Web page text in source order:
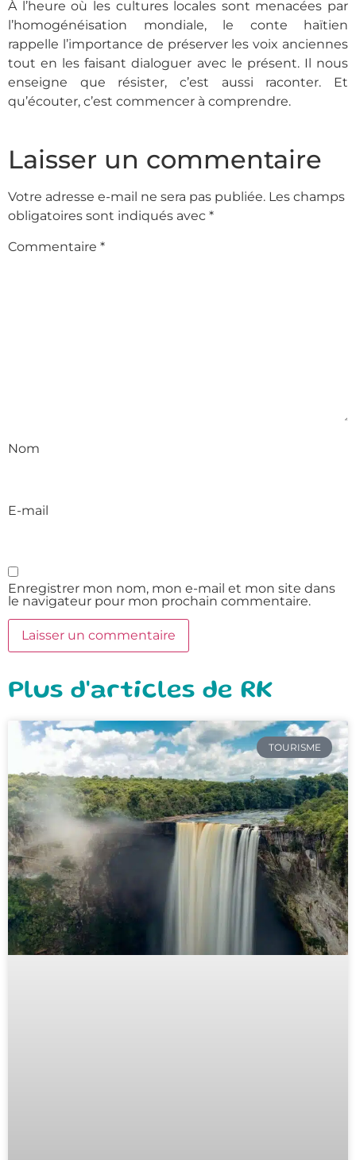
À l’heure où les cultures locales sont menacées par
l’homogénéisation mondiale, le conte haïtien
rappelle l’importance de préserver les voix anciennes
tout en les faisant dialoguer avec le présent. Il nous
enseigne que résister, c’est aussi raconter. Et
qu’écouter, c’est commencer à comprendre.
Laisser un commentaire
Votre adresse e-mail ne sera pas publiée. Les champs
obligatoires sont indiqués avec *
Commentaire *
Nom
E-mail
Enregistrer mon nom, mon e-mail et mon site dans
le navigateur pour mon prochain commentaire.
Plus d'articles de RK
TOURISME